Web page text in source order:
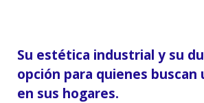
Su estética industrial y su
opción para quienes
en sus hogares.